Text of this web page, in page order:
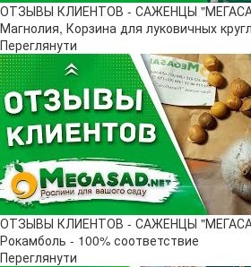
ОТЗЫВЫ КЛИЕНТОВ - САЖЕНЦЫ
Магнолия, Корзина для луковичных
Переглянути
ОТЗЫВЫ КЛИЕНТОВ - САЖЕНЦЫ
Рокамболь - 100% соответствие
Переглянути